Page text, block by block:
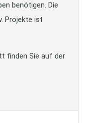
benötigen. Die
Projekte ist
finden Sie auf der